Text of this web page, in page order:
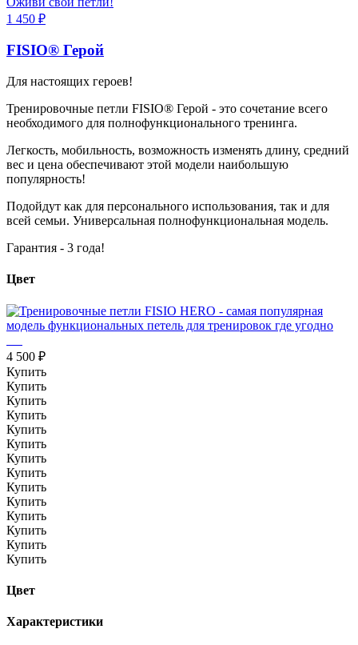
1 450 ₽
FISIO® Герой
Для настоящих героев!
Тренировочные петли FISIO® Герой - это сочетание всего
необходимого для полнофункционального тренинга.
Легкость, мобильность, возможность изменять длину, средний
вес и цена обеспечивают этой модели наибольшую
популярность!
Подойдут как для персонального использования, так и для
всей семьи. Универсальная полнофункциональная модель.
Гарантия - 3 года!
Цвет
4 500 ₽
Купить
Купить
Купить
Купить
Купить
Купить
Купить
Купить
Купить
Купить
Купить
Купить
Купить
Купить
Цвет
Характеристики